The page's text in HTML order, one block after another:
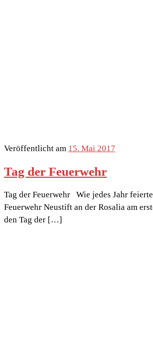
Veröffentlicht am 15. Mai 2017
Tag der Feuerwehr
Tag der Feuerwehr Wie jedes Jahr
Feuerwehr Neustift an der Rosalia am
den Tag der […]